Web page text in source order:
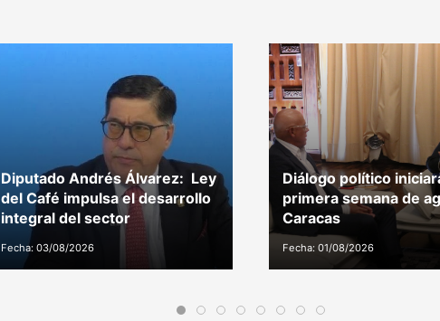
Diputado Andrés Álvarez: Ley
del Café impulsa el desarrollo
integral del sector
Fecha: 03/08/2026
Diálogo político
primera semana de
Caracas
Fecha: 01/08/2026